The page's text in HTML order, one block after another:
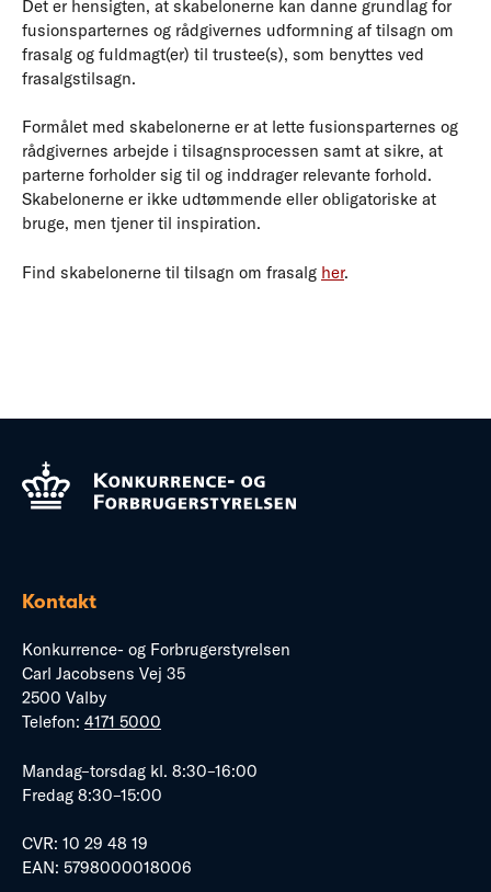
Det er hensigten, at skabelonerne kan danne grundlag for
fusionsparternes og rådgivernes udformning af tilsagn om
frasalg og fuldmagt(er) til trustee(s), som benyttes ved
frasalgstilsagn.
Formålet med skabelonerne er at lette fusionsparternes og
rådgivernes arbejde i tilsagnsprocessen samt at sikre, at
parterne forholder sig til og inddrager relevante forhold.
Skabelonerne er ikke udtømmende eller obligatoriske at
bruge, men tjener til inspiration.
Find skabelonerne til tilsagn om frasalg her.
Kontakt
Konkurrence- og Forbrugerstyrelsen
Carl Jacobsens Vej 35
2500 Valby
Telefon: 4171 5000
Mandag–torsdag kl. 8:30–16:00
Fredag 8:30–15:00
CVR: 10 29 48 19
EAN: 5798000018006